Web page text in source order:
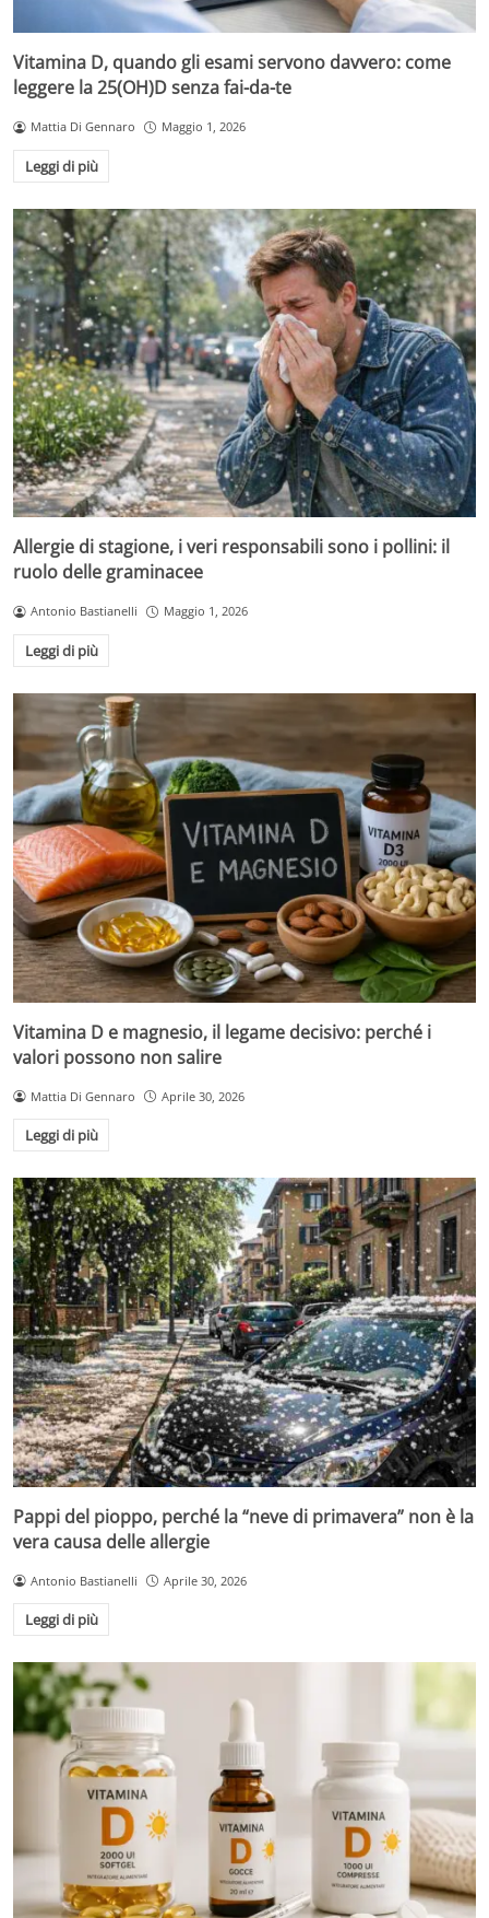
Vitamina D, quando gli esami servono davvero: come
leggere la 25(OH)D senza fai-da-te
Mattia Di Gennaro Maggio 1, 2026
Leggi di più
Allergie di stagione, i veri responsabili sono i pollini: il
ruolo delle graminacee
Antonio Bastianelli Maggio 1, 2026
Leggi di più
Vitamina D e magnesio, il legame decisivo: perché i
valori possono non salire
Mattia Di Gennaro Aprile 30, 2026
Leggi di più
Pappi del pioppo, perché la “neve di primavera” non è la
vera causa delle allergie
Antonio Bastianelli Aprile 30, 2026
Leggi di più